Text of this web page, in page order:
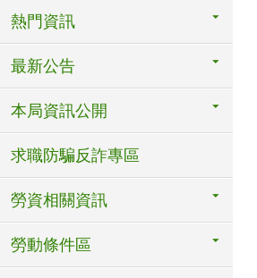
熱門資訊
最新公告
本局資訊公開
求職防騙反詐專區
勞資相關資訊
勞動條件區